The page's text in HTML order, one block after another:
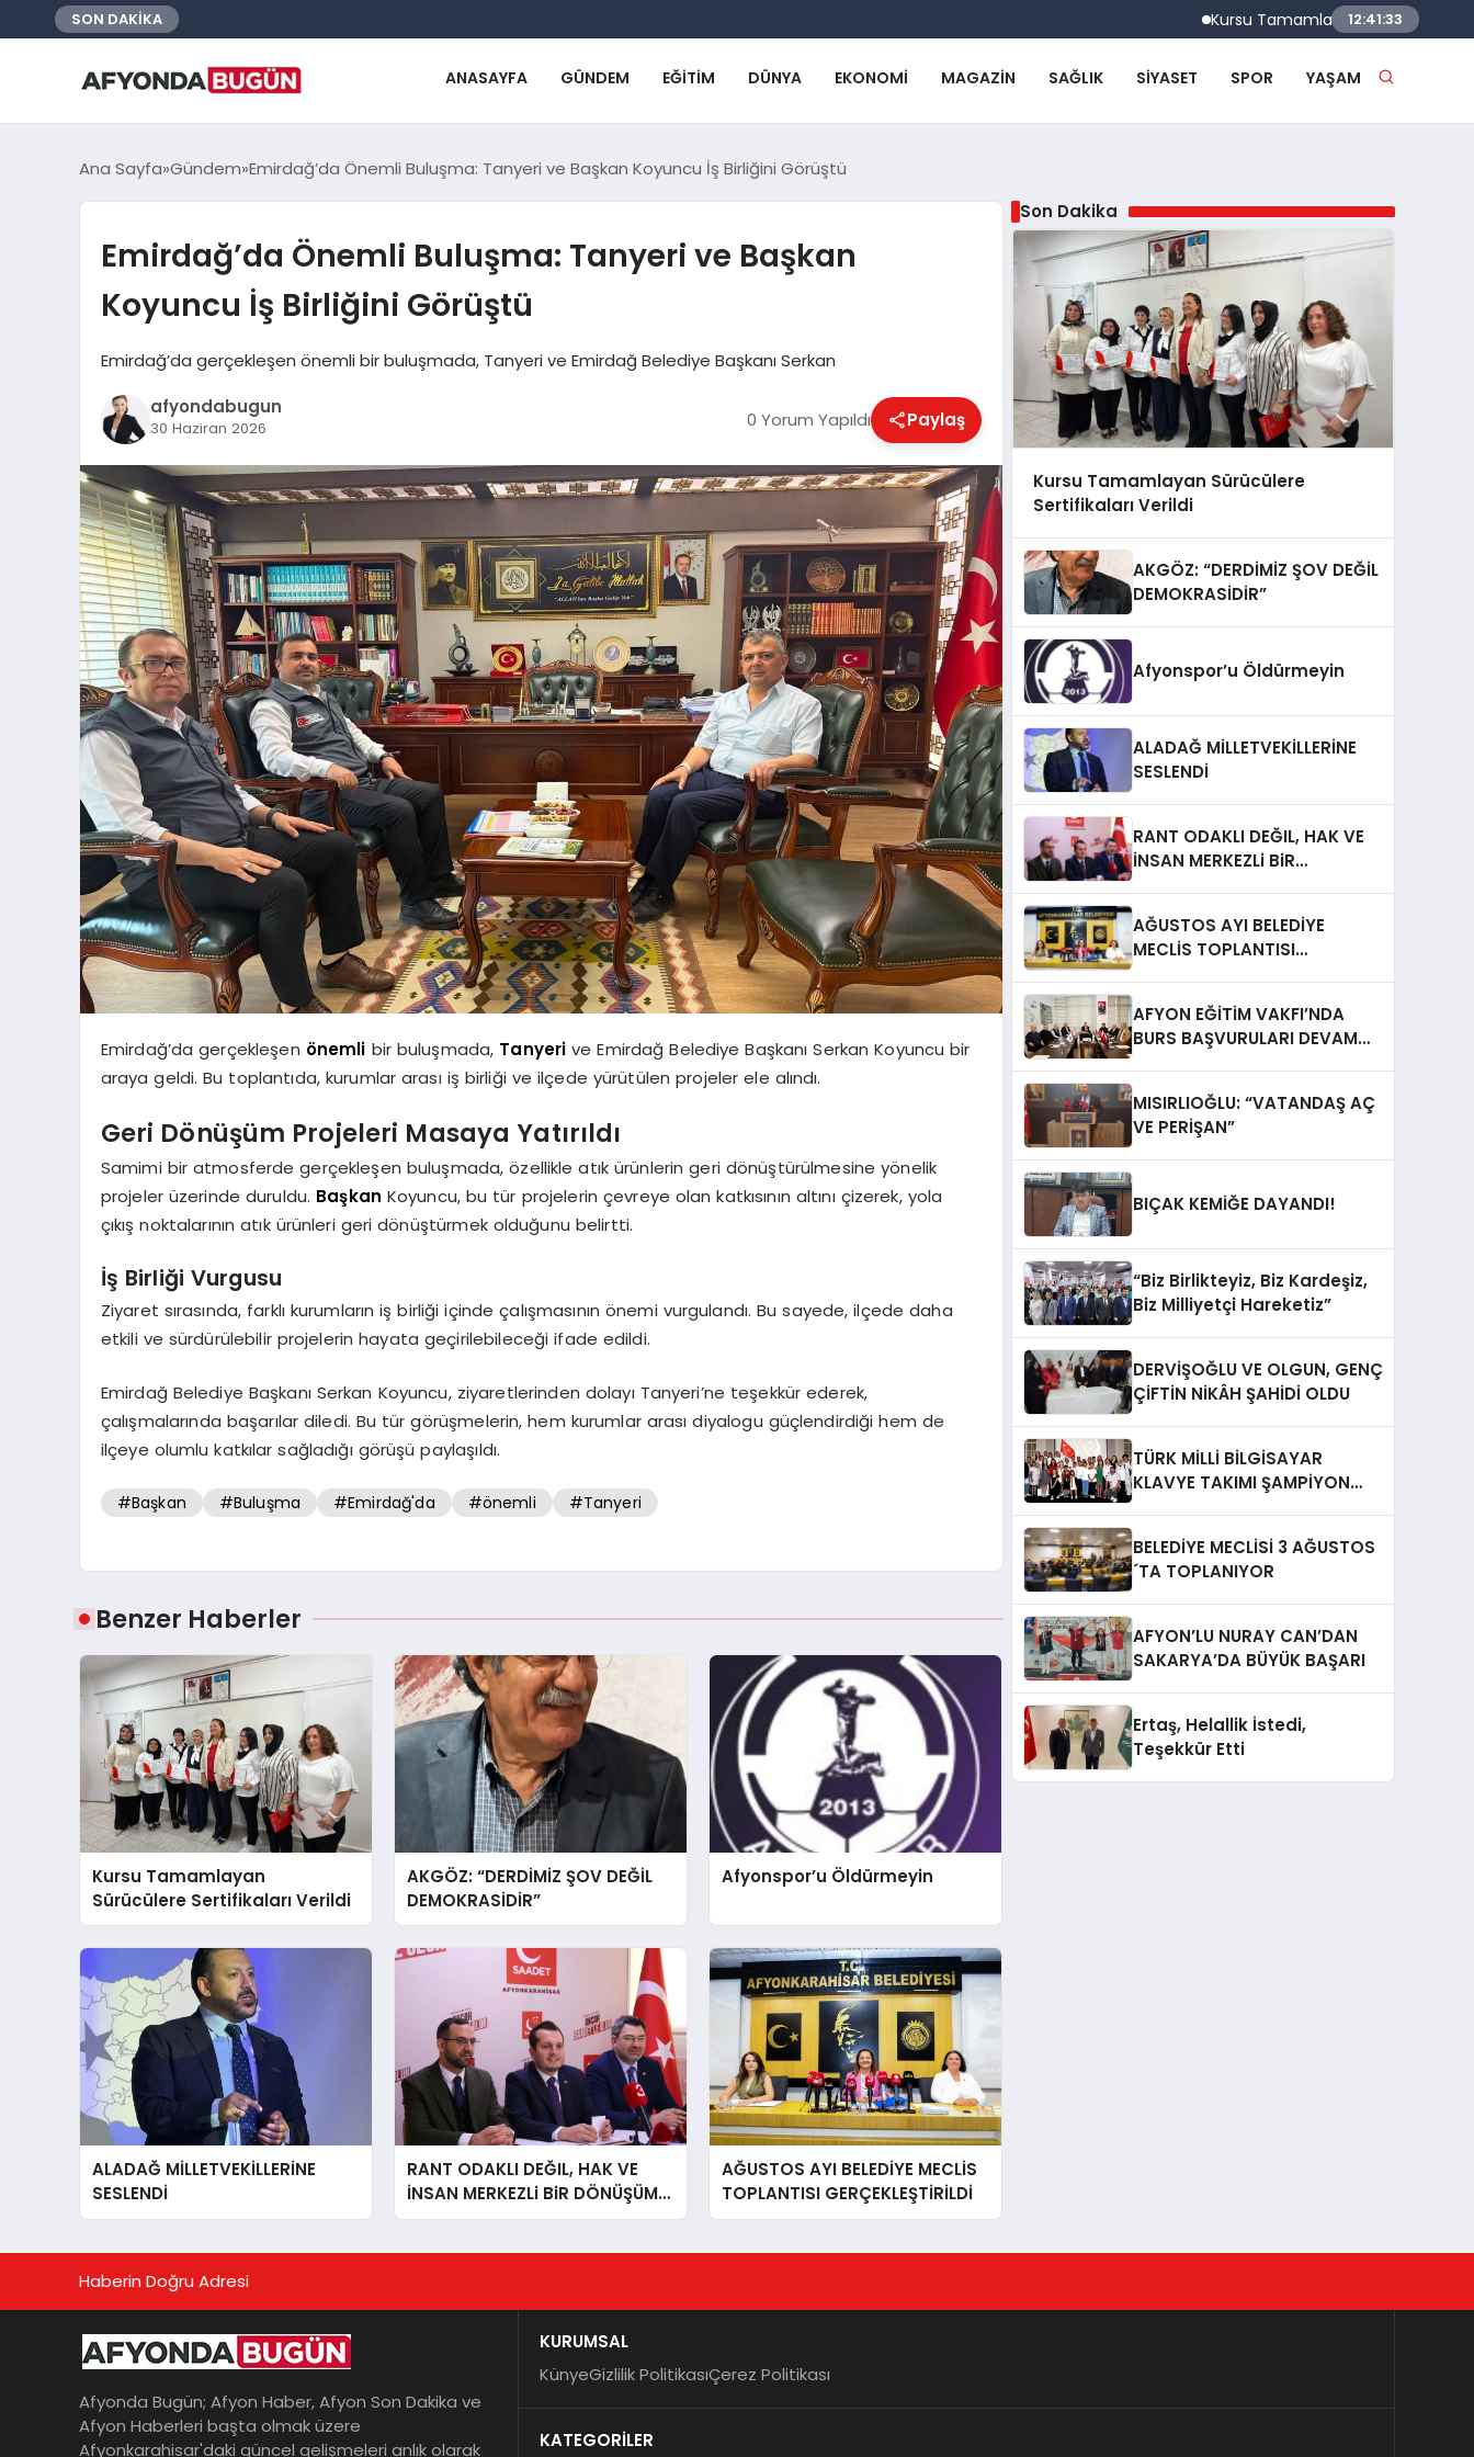
SON DAKİKA Kursu Tamamlayan Sürücülere
12:41:34
ANASAYFA GÜNDEM EĞITIM DÜNYA EKONOMI MAGAZIN SAĞLIK SIYASET SPOR YAŞAM
Ana Sayfa Gündem Emirdağ’da Önemli Buluşma: Tanyeri ve Başkan Koyuncu İş Birliğini Görüştü
Emirdağ’da Önemli Buluşma: Tanyeri ve Başkan
Koyuncu İş Birliğini Görüştü
Emirdağ’da gerçekleşen önemli bir buluşmada, Tanyeri ve Emirdağ Belediye Başkanı Serkan
afyondabugun
30 Haziran 2026 0 Yorum Yapıldı Paylaş
Emirdağ’da gerçekleşen önemli bir buluşmada, Tanyeri ve Emirdağ Belediye Başkanı Serkan Koyuncu bir
araya geldi. Bu toplantıda, kurumlar arası iş birliği ve ilçede yürütülen projeler ele alındı.
Geri Dönüşüm Projeleri Masaya Yatırıldı
Samimi bir atmosferde gerçekleşen buluşmada, özellikle atık ürünlerin geri dönüştürülmesine yönelik
projeler üzerinde duruldu. Başkan Koyuncu, bu tür projelerin çevreye olan katkısının altını çizerek, yola
çıkış noktalarının atık ürünleri geri dönüştürmek olduğunu belirtti.
İş Birliği Vurgusu
Ziyaret sırasında, farklı kurumların iş birliği içinde çalışmasının önemi vurgulandı. Bu sayede, ilçede daha
etkili ve sürdürülebilir projelerin hayata geçirilebileceği ifade edildi.
Emirdağ Belediye Başkanı Serkan Koyuncu, ziyaretlerinden dolayı Tanyeri’ne teşekkür ederek,
çalışmalarında başarılar diledi. Bu tür görüşmelerin, hem kurumlar arası diyalogu güçlendirdiği hem de
ilçeye olumlu katkılar sağladığı görüşü paylaşıldı.
#Başkan #Buluşma #Emirdağ'da #önemli #Tanyeri
Benzer Haberler
Kursu Tamamlayan
Sürücülere Sertifikaları Verildi
AKGÖZ: “DERDİMİZ ŞOV DEĞİL
DEMOKRASİDİR”
Afyonspor’u Öldürmeyin
ALADAĞ MİLLETVEKİLLERİNE
SESLENDİ
RANT ODAKLI DEĞIL, HAK VE
İNSAN MERKEZLi BiR DÖNÜŞÜM
İÇiN AFYONKARAHiSAR’IN
AĞUSTOS AYI BELEDİYE MECLİS
TOPLANTISI GERÇEKLEŞTİRİLDİ
Son Dakika
Kursu Tamamlayan Sürücülere
Sertifikaları Verildi
AKGÖZ: “DERDİMİZ ŞOV DEĞİL
DEMOKRASİDİR”
Afyonspor’u Öldürmeyin
ALADAĞ MİLLETVEKİLLERİNE
SESLENDİ
RANT ODAKLI DEĞIL, HAK VE
İNSAN MERKEZLi BiR
YANINDAYIZ!
AĞUSTOS AYI BELEDİYE
MECLİS TOPLANTISI
AFYON EĞİTİM VAKFI’NDA
BURS BAŞVURULARI DEVAM
MISIRLIOĞLU: “VATANDAŞ AÇ
VE PERİŞAN”
BIÇAK KEMİĞE DAYANDI!
“Biz Birlikteyiz, Biz Kardeşiz,
Biz Milliyetçi Hareketiz”
DERVİŞOĞLU VE OLGUN, GENÇ
ÇİFTİN NİKÂH ŞAHİDİ OLDU
TÜRK MİLLİ BİLGİSAYAR
KLAVYE TAKIMI ŞAMPİYON
BELEDİYE MECLİSİ 3 AĞUSTOS
´TA TOPLANIYOR
AFYON’LU NURAY CAN’DAN
SAKARYA’DA BÜYÜK BAŞARI
Ertaş, Helallik İstedi,
Teşekkür Etti
Haberin Doğru Adresi
Afyonda Bugün; Afyon Haber, Afyon Son Dakika ve
Afyon Haberleri başta olmak üzere
Afyonkarahisar'daki güncel gelişmeleri anlık olarak
KURUMSAL
KünyeGizlilik PolitikasıÇerez Politikası
KATEGORİLER